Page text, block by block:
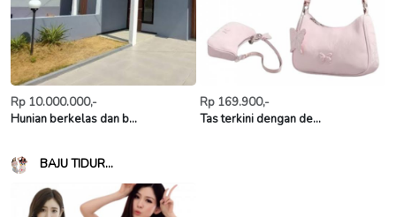
Rp 10.000.000,-
Hunian berkelas dan b...
Rp 169.900,-
Tas terkini dengan de...
BAJU TIDUR...